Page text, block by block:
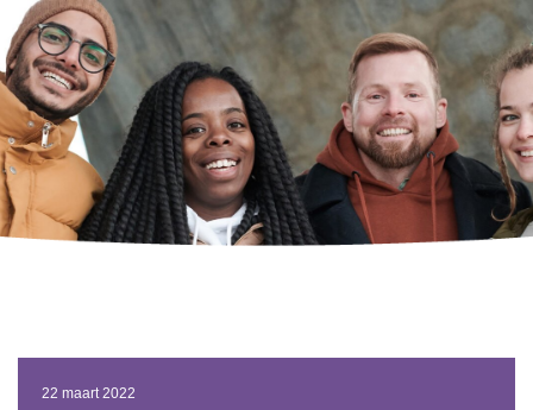
22 maart 2022